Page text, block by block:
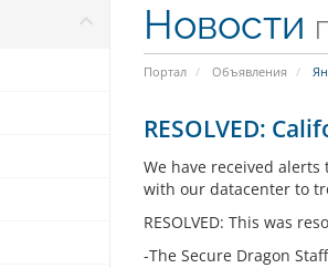
Новости
Портал Объявления
RESOLVED:
We have received alerts
with our datacenter to
RESOLVED: This was
-The Secure Dragon Staff